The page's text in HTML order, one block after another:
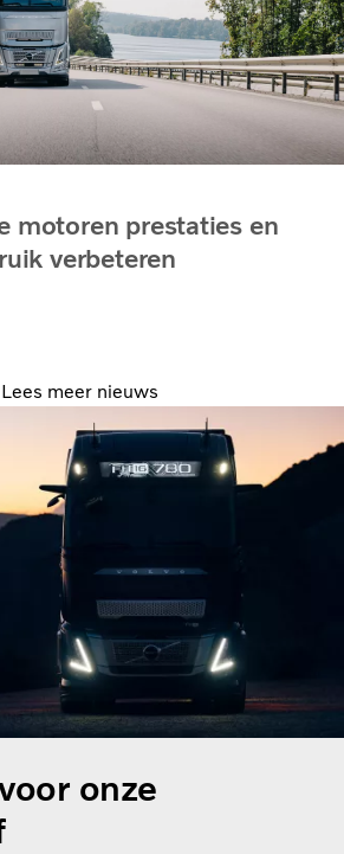
motoren prestaties en
verbeteren
Lees meer nieuws
onze